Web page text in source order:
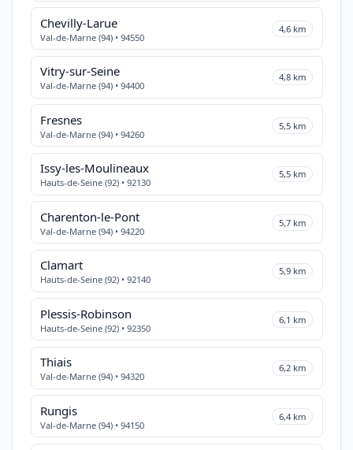
Chevilly-Larue
Val-de-Marne (94) • 94550
4,6 km
Vitry-sur-Seine
Val-de-Marne (94) • 94400
4,8 km
Fresnes
Val-de-Marne (94) • 94260
5,5 km
Issy-les-Moulineaux
Hauts-de-Seine (92) • 92130
5,5 km
Charenton-le-Pont
Val-de-Marne (94) • 94220
5,7 km
Clamart
Hauts-de-Seine (92) • 92140
5,9 km
Plessis-Robinson
Hauts-de-Seine (92) • 92350
6,1 km
Thiais
Val-de-Marne (94) • 94320
6,2 km
Rungis
Val-de-Marne (94) • 94150
6,4 km